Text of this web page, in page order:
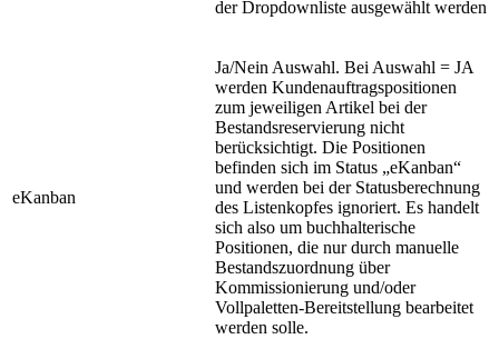
der Dropdownliste ausgewählt werden
eKanban
Ja/Nein Auswahl. Bei Auswahl = JA
werden Kundenauftragspositionen
zum jeweiligen Artikel bei der
Bestandsreservierung nicht
berücksichtigt. Die Positionen
befinden sich im Status „eKanban“
und werden bei der Statusberechnung
des Listenkopfes ignoriert. Es handelt
sich also um buchhalterische
Positionen, die nur durch manuelle
Bestandszuordnung über
Kommissionierung und/oder
Vollpaletten-Bereitstellung bearbeitet
werden solle.